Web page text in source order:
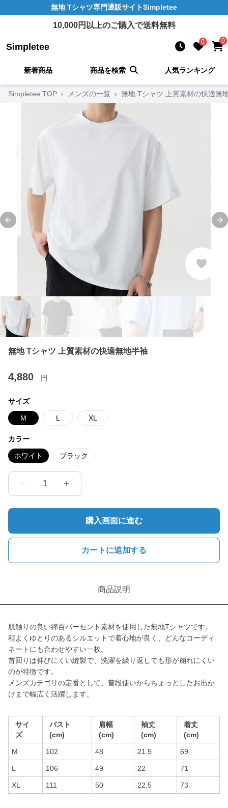
無地 Tシャツ専門通販サイトSimpletee
10,000円以上のご購入で送料無料
Simpletee 0 0
新着商品 商品を検索 人気ランキング
Simpletee TOP › メンズの一覧 › 無地 Tシャツ 上質素材の快適無
Previous slide
無地 Tシャツ 上質素材の快適無地半袖
4,880 円
サイズ
M L XL
カラー
ホワイト ブラック
1
購入画面に進む
カートに追加する
商品説明
肌触りの良い綿百パーセント素材を使用した無地Tシャツです。
程よくゆとりのあるシルエットで着心地が良く、どんなコーディ
ネートにも合わせやすい一枚。
首回りは伸びにくい縫製で、洗濯を繰り返しても形が崩れにくい
のが特徴です。
メンズカテゴリの定番として、普段使いからちょっとしたお出か
けまで幅広く活躍します。
サイ
ズ
バスト
(cm)
肩幅
(cm)
袖丈
(cm)
着丈
(cm)
M 102 48 21.5 69
L 106 49 22 71
XL 111 50 22.5 73